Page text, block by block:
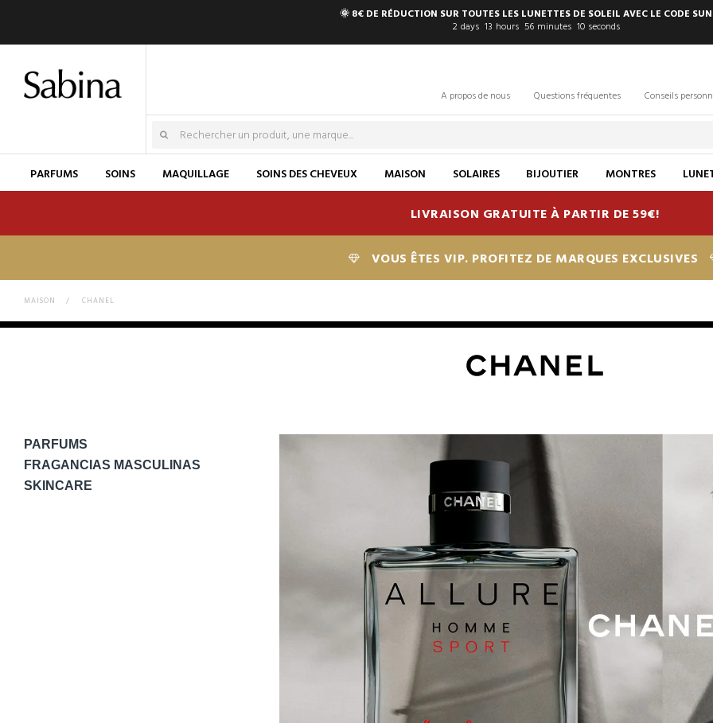
🌞 8€ DE RÉDUCTION SUR TOUTES LES LUNETTES DE SOLEIL AVEC LE CODE
2 days 13 hours 56 minutes 9 seconds
A propos de nous Questions fréquentes Conseils
PARFUMS SOINS MAQUILLAGE SOINS DES CHEVEUX MAISON SOLAIRES BIJOUTIER MONTRES
LIVRAISON GRATUITE À PARTIR DE 59€!
VOUS ÊTES VIP. PROFITEZ DE MARQUES EXCLUSIVES
MAISON > CHANEL
PARFUMS
FRAGANCIAS MASCULINAS
SKINCARE